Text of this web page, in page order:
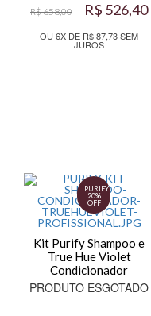
R$ 658,00 R$ 526,40
OU 6X DE R$ 87,73 SEM
JUROS
PURIFY
20%
OFF
Kit Purify Shampoo e
True Hue Violet
Condicionador
PRODUTO ESGOTADO